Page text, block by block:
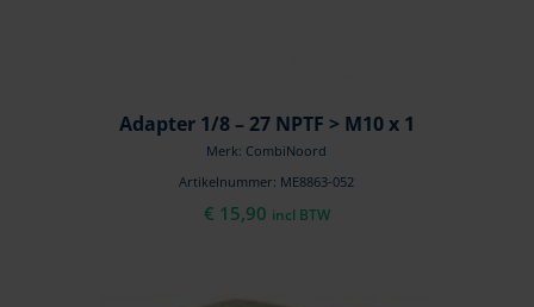
Adapter 1/8 – 27 NPTF > M10 x 1
Merk: CombiNoord
Artikelnummer: ME8863-052
€ 15,90 incl BTW